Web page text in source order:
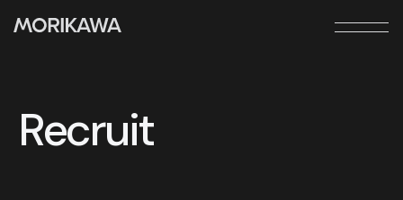
メニ
Recruit